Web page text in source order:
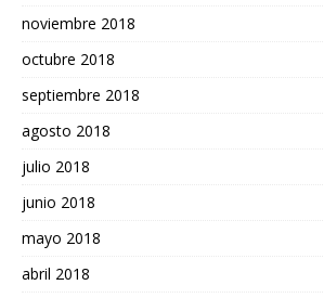
noviembre 2018
octubre 2018
septiembre 2018
agosto 2018
julio 2018
junio 2018
mayo 2018
abril 2018